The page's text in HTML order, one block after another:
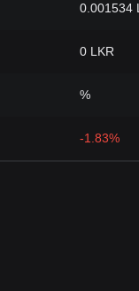
0.001534
0 LKR
%
-1.83%